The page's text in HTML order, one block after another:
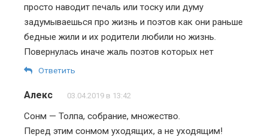
просто наводит печаль или тоску или думу
задумываешься про жизнь и поэтов как они раньше
бедные жили и их родители любили но жизнь.
Повернулась иначе жаль поэтов которых нет
Ответить
Алекс 03.04.2019 в 13:42
Сонм — Толпа, собрание, множество.
Перед этим сонмом уходящих, а не уходящим!